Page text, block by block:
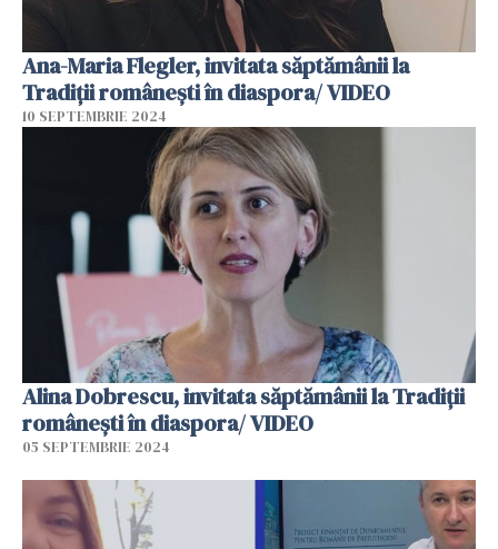
Ana-Maria Flegler, invitata săptămânii la
Tradiții românești în diaspora/ VIDEO
10 SEPTEMBRIE 2024
Alina Dobrescu, invitata săptămânii la Tradiții
românești în diaspora/ VIDEO
05 SEPTEMBRIE 2024